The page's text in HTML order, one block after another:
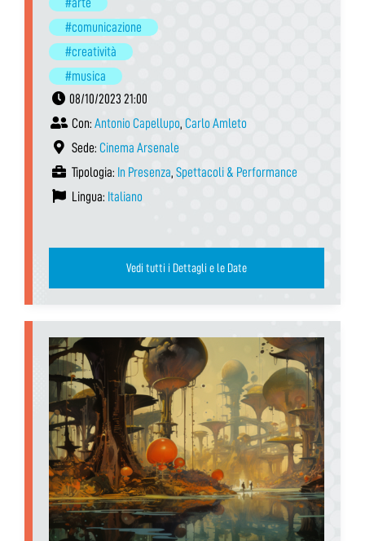
#arte
#comunicazione
#creatività
#musica
08/10/2023 21:00
Con: Antonio Capellupo, Carlo Amleto
Sede: Cinema Arsenale
Tipologia: In Presenza, Spettacoli & Performance
Lingua: Italiano
Vedi tutti i Dettagli e le Date